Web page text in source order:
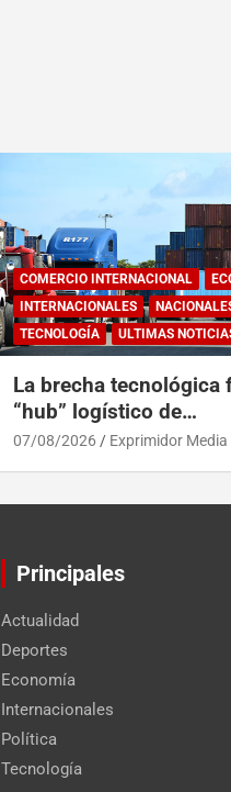
COMERCIO INTERNACIONAL
INTERNACIONALES
TECNOLOGÍA
ULTIMAS
La brecha tecnológica
“hub” logístico de
Centroamérica y RD
07/08/2026 Exprimidor Media
Principales
Actualidad
Deportes
Economía
Internacionales
Política
Tecnología